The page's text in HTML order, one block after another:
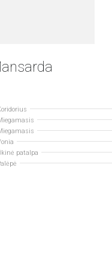
patalpa